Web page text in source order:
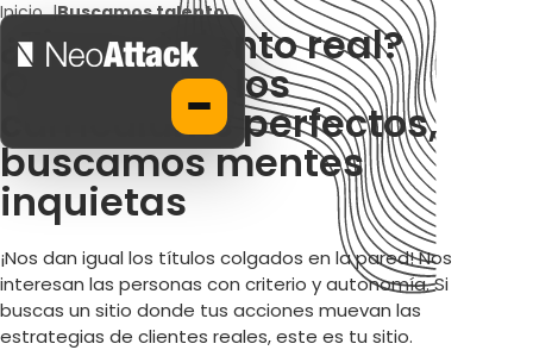
Inicio |Buscamos talento
¿Tienes talento real?
Olvídate de los
currículums perfectos,
buscamos mentes
inquietas
¡Nos dan igual los títulos colgados en la pared! Nos
interesan las personas con criterio y autonomía. Si
buscas un sitio donde tus acciones muevan las
estrategias de clientes reales, este es tu sitio.